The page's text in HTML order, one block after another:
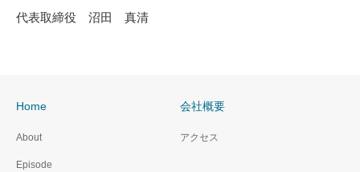
代表取締役 沼田 真清
Home
About
Episode
会社概要
アクセス